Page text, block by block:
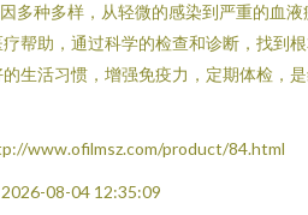
多种多样，从轻微的感染到严重的血液
帮助，通过科学的检查和诊断，找到
生活习惯，增强免疫力，定期体检，
www.ofilmsz.com/product/84.html
08-04 12:35:09